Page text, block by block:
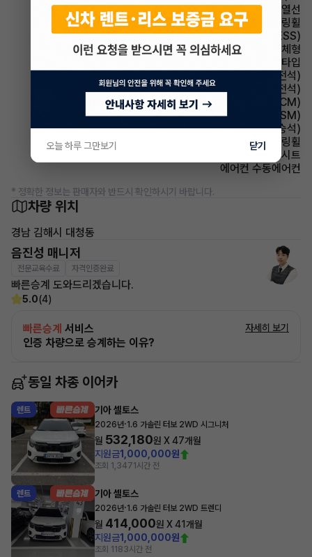
사이드미러 열선
스티어링휠 가죽스티어링휠
주행안전 급제동경보시스템(ESS)
사이드미러 방향지시등 일체형
헤드램프 프로젝션 타입
시트 전동시트(운전석)
시트 통풍시트(운전석)
룸미러 전자식 룸미러(ECM)
주행안전 샤시 통합 제어 시스템(VSM)
시트 통풍시트(동승석)
스티어링휠 속도감응식 스티어링휠
시트 인조가죽시트
에어컨 수동에어컨
* 정확한 정보는 판매자와 반드시 확인하시기 바랍니다.
차량 위치
경남 김해시 대청동
음진성 매니저
전문교육수료 자격인증완료
빠른승계 도와드리겠습니다.
5.0(4)
빠른승계 서비스
인증 차량으로 승계하는 이유?
자세히 보기
동일 차종 이어카
렌트 기아 셀토스
2026년·1.6 가솔린 터보 2WD 시그니처
월 532,180원 X47개월
지원금1,000,000원
조회 1,3471시간 전
렌트 기아 셀토스
2026년·1.6 가솔린 터보 2WD 트렌디
월 414,000원 X41개월
지원금1,000,000원
조회 1183시간 전
오늘 하루 그만보기 닫기